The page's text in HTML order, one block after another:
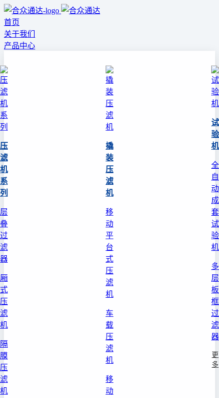
首页
关于我们
产品中心
压
滤
机
系
列
层
叠
过
滤
器
厢
式
压
滤
机
隔
膜
压
滤
机
撬
装
压
滤
机
移
动
平
台
式
压
滤
机
车
载
压
滤
机
移
动
试
验
机
全
自
动
成
套
试
验
机
多
层
板
框
过
滤
器
更
多